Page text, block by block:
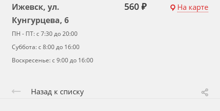
Ижевск, ул.
Кунгурцева, 6
ПН - ПТ: с 7:30 до 20:00
Суббота: с 8:00 до 16:00
Воскресенье: с 9:00 до 16:00
560 ₽ На карте
Назад к списку